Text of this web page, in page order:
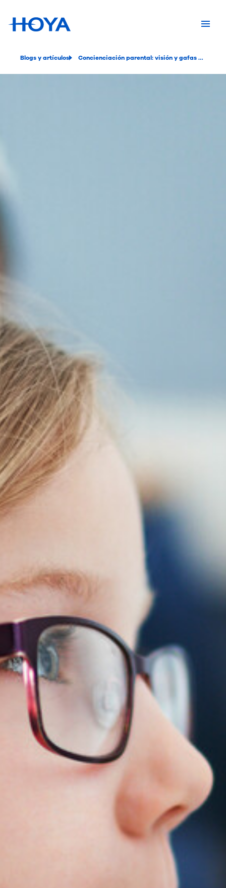
Blogs y artículos Concienciación parental: visión y gafas de los más pequeños